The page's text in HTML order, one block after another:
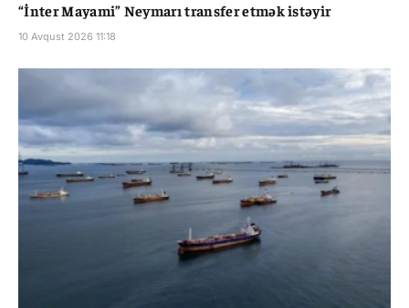
“İnter Mayami” Neymarı transfer etmək istəyir
10 Avqust 2026 11:18